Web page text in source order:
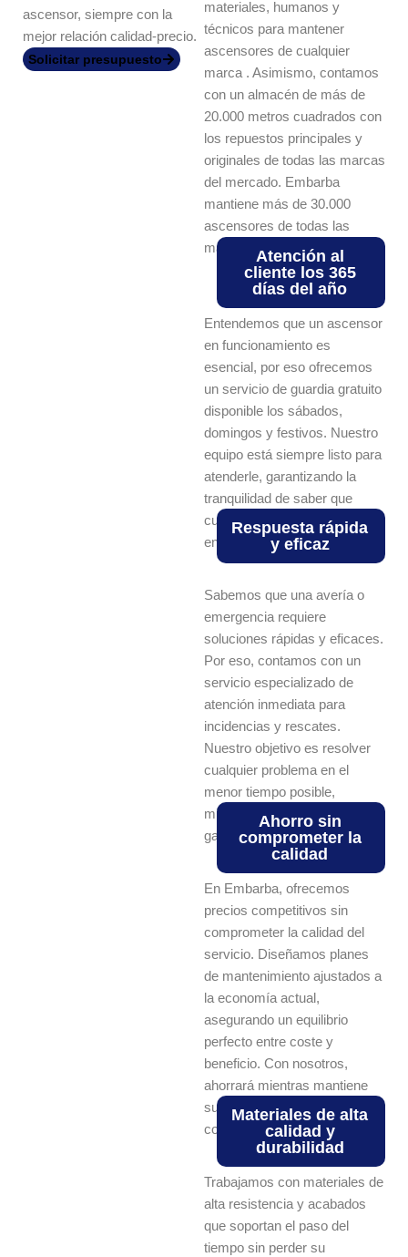
ascensor, siempre con la
mejor relación calidad-precio.
Solicitar presupuesto
materiales, humanos y
técnicos para mantener
ascensores de cualquier
marca . Asimismo, contamos
con un almacén de más de
20.000 metros cuadrados con
los repuestos principales y
originales de todas las marcas
del mercado. Embarba
mantiene más de 30.000
ascensores de todas las
marcas a nivel nacional.
Atención al
cliente los 365
días del año
Entendemos que un ascensor
en funcionamiento es
esencial, por eso ofrecemos
un servicio de guardia gratuito
disponible los sábados,
domingos y festivos. Nuestro
equipo está siempre listo para
atenderle, garantizando la
tranquilidad de saber que
cuenta con respaldo técnico
en cualquier momento.
Respuesta rápida
y eficaz
Sabemos que una avería o
emergencia requiere
soluciones rápidas y eficaces.
Por eso, contamos con un
servicio especializado de
atención inmediata para
incidencias y rescates.
Nuestro objetivo es resolver
cualquier problema en el
menor tiempo posible,
minimizando molestias y
garantizando la seguridad.
Ahorro sin
comprometer la
calidad
En Embarba, ofrecemos
precios competitivos sin
comprometer la calidad del
servicio. Diseñamos planes
de mantenimiento ajustados a
la economía actual,
asegurando un equilibrio
perfecto entre coste y
beneficio. Con nosotros,
ahorrará mientras mantiene
su ascensor en las mejores
condiciones.
Materiales de alta
calidad y
durabilidad
Trabajamos con materiales de
alta resistencia y acabados
que soportan el paso del
tiempo sin perder su